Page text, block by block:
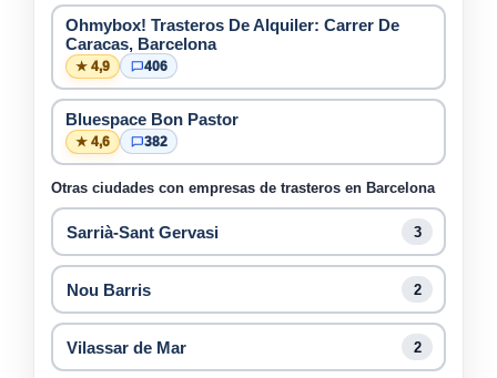
Ohmybox! Trasteros De Alquiler: Carrer De
Caracas, Barcelona
★ 4,9 406
Bluespace Bon Pastor
★ 4,6 382
Otras ciudades con empresas de trasteros en Barcelona
Sarrià-Sant Gervasi 3
Nou Barris 2
Vilassar de Mar 2